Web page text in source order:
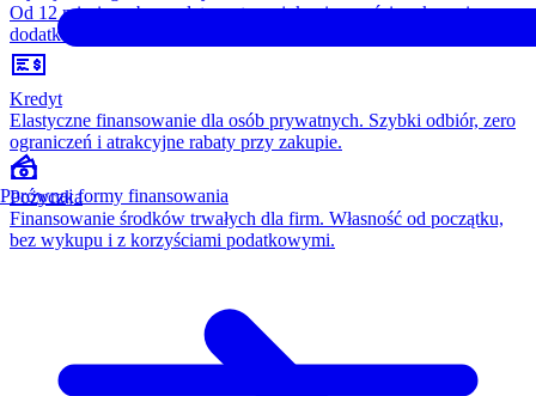
Od 12 miesięcy, bez opłaty wstępnej, konieczności wykupu i
dodatkowych kosztów. Wszystko w cenie raty.
Kredyt
Elastyczne finansowanie dla osób prywatnych. Szybki odbiór, zero
ograniczeń i atrakcyjne rabaty przy zakupie.
Pożyczka
Finansowanie środków trwałych dla firm. Własność od początku,
bez wykupu i z korzyściami podatkowymi.
Porównaj formy finansowania